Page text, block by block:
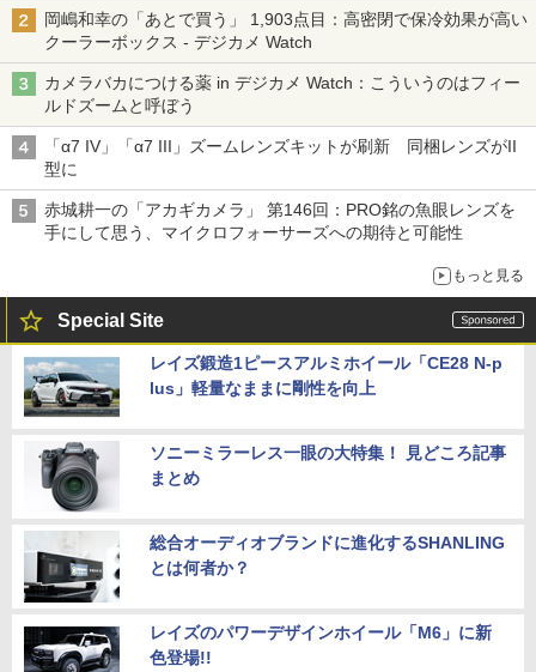
岡嶋和幸の「あとで買う」 1,903点目：高密閉で保冷効果が高い
クーラーボックス - デジカメ Watch
カメラバカにつける薬 in デジカメ Watch：こういうのはフィー
ルドズームと呼ぼう
「α7 IV」「α7 III」ズームレンズキットが刷新 同梱レンズがII
型に
赤城耕一の「アカギカメラ」 第146回：PRO銘の魚眼レンズを
手にして思う、マイクロフォーサーズへの期待と可能性
もっと見る
Special Site
レイズ鍛造1ピースアルミホイール「CE28 N-p
lus」軽量なままに剛性を向上
ソニーミラーレス一眼の大特集！ 見どころ記事
まとめ
総合オーディオブランドに進化するSHANLING
とは何者か？
レイズのパワーデザインホイール「M6」に新
色登場!!